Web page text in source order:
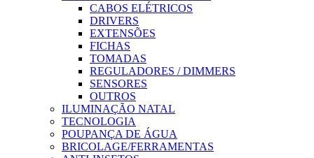
CABOS ELÉTRICOS
DRIVERS
EXTENSÕES
FICHAS
TOMADAS
REGULADORES / DIMMERS
SENSORES
OUTROS
ILUMINAÇÃO NATAL
TECNOLOGIA
POUPANÇA DE ÁGUA
BRICOLAGE/FERRAMENTAS